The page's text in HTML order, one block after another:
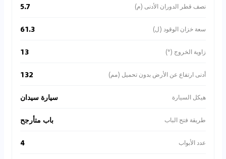
نصف قطر الدوران الأدنى (م) 5.7
سعة خزان الوقود (ل) 61.3
زاوية الخروج (°) 13
أدنى ارتفاع عن الأرض بدون تحميل (مم) 132
هيكل السيارة سيارة سيدان
طريقة فتح الباب باب متأرجح
عدد الأبواب 4